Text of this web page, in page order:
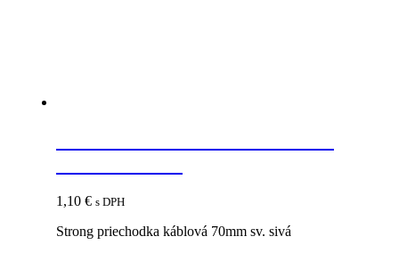
1,10 € s DPH
Strong priechodka káblová 70mm sv. sivá